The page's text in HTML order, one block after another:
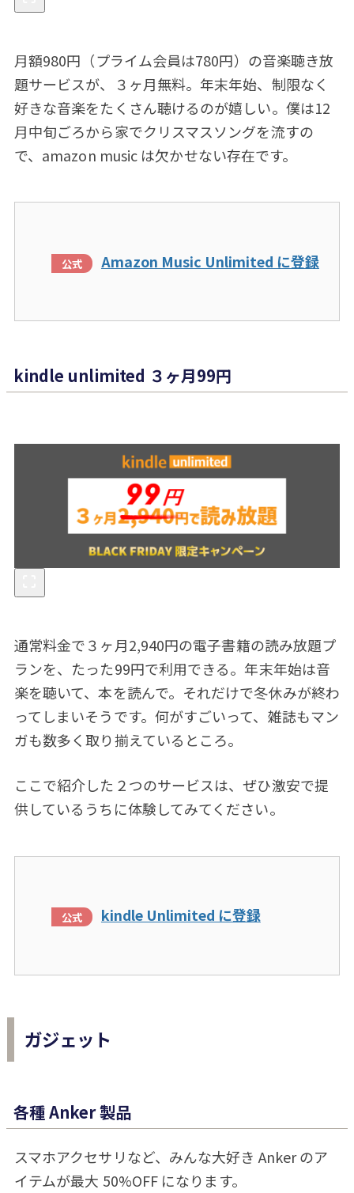
月額980円（プライム会員は780円）の音楽聴き放
題サービスが、３ヶ月無料。年末年始、制限なく
好きな音楽をたくさん聴けるのが嬉しい。僕は12
月中旬ごろから家でクリスマスソングを流すの
で、amazon music は欠かせない存在です。
Amazon Music Unlimited に登録
kindle unlimited ３ヶ月99円
通常料金で３ヶ月2,940円の電子書籍の読み放題プ
ランを、たった99円で利用できる。年末年始は音
楽を聴いて、本を読んで。それだけで冬休みが終わ
ってしまいそうです。何がすごいって、雑誌もマン
ガも数多く取り揃えているところ。
ここで紹介した２つのサービスは、ぜひ激安で提
供しているうちに体験してみてください。
kindle Unlimited に登録
ガジェット
各種 Anker 製品
スマホアクセサリなど、みんな大好き Anker のア
イテムが最大 50%OFF になります。